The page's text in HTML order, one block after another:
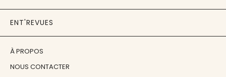
ENT'REVUES
À PROPOS
NOUS CONTACTER